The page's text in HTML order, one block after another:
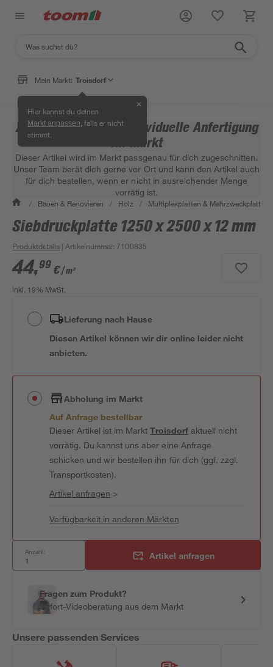
Mein Markt: Troisdorf
Hier kannst du deinen
Markt anpassen , falls er nicht
stimmt.
✕
Zuschnittsartikel – individuelle Anfertigung
im Markt
Dieser Artikel wird im Markt passgenau für dich zugeschnitten.
Unser Team berät dich gerne vor Ort und kann den Artikel auch
für dich bestellen, wenn er nicht in ausreichender Menge
vorrätig ist.
/ Bauen & Renovieren / Holz / Multiplexplatten & Mehrzweckplatten
Siebdruckplatte 1250 x 2500 x 12 mm
Produktdetails | Artikelnummer: 7100835
44,99 €/ m²
inkl. 19% MwSt.
Lieferung nach Hause
Diesen Artikel können wir dir online leider nicht
anbieten.
Abholung im Markt
Auf Anfrage bestellbar
Dieser Artikel ist im MarktTroisdorfaktuell nicht
vorrätig. Du kannst uns aber eine Anfrage
schicken und wir bestellen ihn für dich (ggf. zzgl.
Transportkosten).
Artikel anfragen >
Verfügbarkeit in anderen Märkten
Anzahl: Artikel anfragen
Fragen zum Produkt?
Sofort-Videoberatung aus dem Markt
Unsere passenden Services